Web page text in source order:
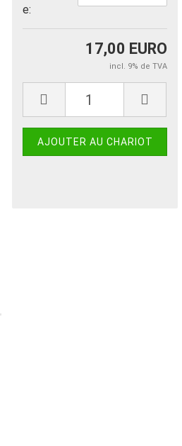
e:
17,00 EURO
incl. 9% de TVA